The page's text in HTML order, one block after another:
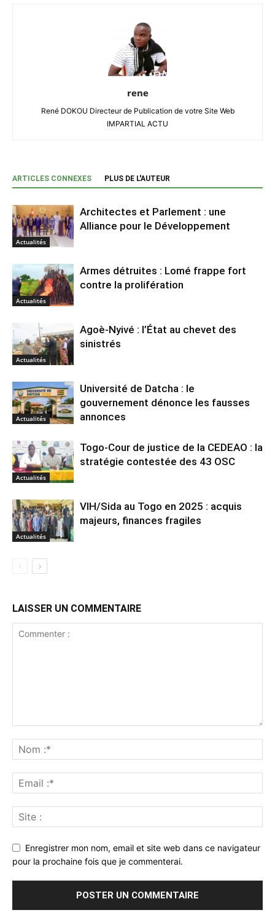
rene
René DOKOU Directeur de Publication de votre Site Web
IMPARTIAL ACTU
ARTICLES CONNEXES PLUS DE L'AUTEUR
Actualités
Architectes et Parlement : une
Alliance pour le Développement
Actualités
Armes détruites : Lomé frappe fort
contre la prolifération
Actualités
Agoè-Nyivé : l’État au chevet des
sinistrés
Actualités
Université de Datcha : le
gouvernement dénonce les fausses
annonces
Actualités
Togo-Cour de justice de la CEDEAO : la
stratégie contestée des 43 OSC
Actualités
VIH/Sida au Togo en 2025 : acquis
majeurs, finances fragiles
LAISSER UN COMMENTAIRE
Enregistrer mon nom, email et site web dans ce navigateur
pour la prochaine fois que je commenterai.